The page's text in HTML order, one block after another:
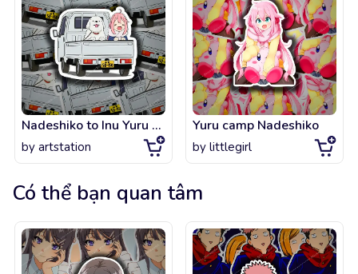
Nadeshiko to Inu Yuru Camp Laid-Back Camp
by artstation
Yuru camp Nadeshiko
by littlegirl
Có thể bạn quan tâm